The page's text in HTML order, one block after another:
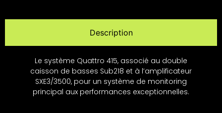
Description
Le système Quattro 415, associé au double
caisson de basses Sub218 et à l’amplificateur
SXE3/3500, pour un système de monitoring
principal aux performances exceptionnelles.